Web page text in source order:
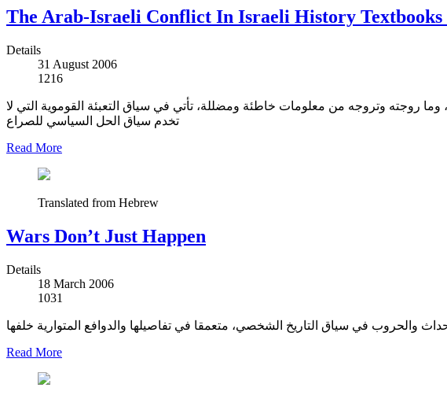
The Arab-Israeli Conflict In Israeli History Textbooks
Details
31 August 2006
1216
روجته وتروجه من معلومات خاطئة ومضللة، تأتي في سياق التعبئة القوموية التي لا
تخدم سياق الحل السياسي للصراع
Read More
Translated from Hebrew
Wars Don’t Just Happen
Details
18 March 2006
1031
والحروب في سياق التاريخ الشخصي، متعمقا في تفاصيلها والدوافع المتوارية خلفها
Read More